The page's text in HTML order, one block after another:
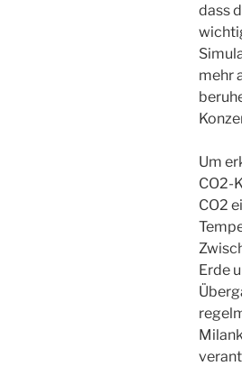
dass
mehr
Um
CO2-
CO2
Erde